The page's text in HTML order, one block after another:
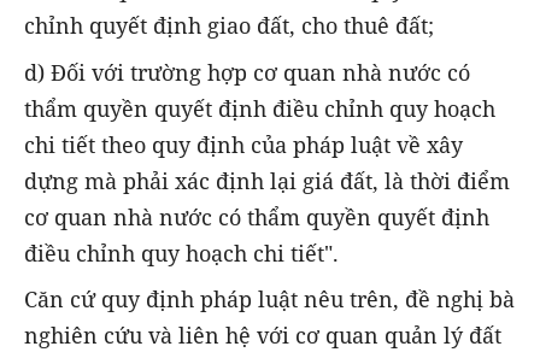
chỉnh quyết định giao đất, cho thuê đất;
d) Đối với trường hợp cơ quan nhà nước có
thẩm quyền quyết định điều chỉnh quy hoạch
chi tiết theo quy định của pháp luật về xây
dựng mà phải xác định lại giá đất, là thời điểm
cơ quan nhà nước có thẩm quyền quyết định
điều chỉnh quy hoạch chi tiết".
Căn cứ quy định pháp luật nêu trên, đề nghị bà
nghiên cứu và liên hệ với cơ quan quản lý đất